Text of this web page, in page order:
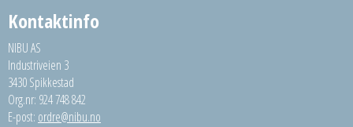
Kontaktinfo
NIBU AS
Industriveien 3
3430 Spikkestad
Org.nr: 924 748 842
E-post: ordre@nibu.no